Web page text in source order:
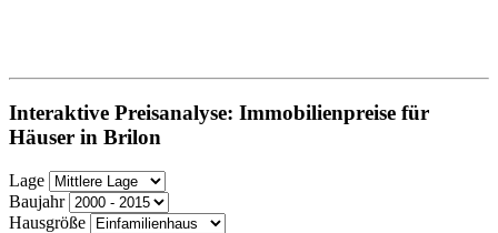
Interaktive Preisanalyse: Immobilienpreise für
Häuser in Brilon
Lage
Baujahr
Hausgröße